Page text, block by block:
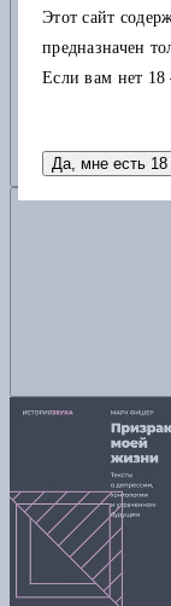
Этот сайт
предназначен
Если вам нет 18
Да, мне есть 18